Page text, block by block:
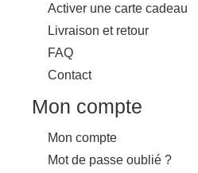
Activer une carte cadeau
Livraison et retour
FAQ
Contact
Mon compte
Mon compte
Mot de passe oublié ?